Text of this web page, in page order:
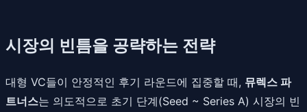
시장의 빈틈을 공략하는 전략
대형 VC들이 안정적인 후기 라운드에 집중할 때, 뮤렉스 파
트너스는 의도적으로 초기 단계(Seed ~ Series A) 시장의 빈